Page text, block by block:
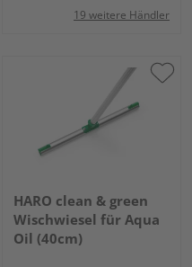
19 weitere Händler
HARO clean & green
Wischwiesel für Aqua
Oil (40cm)